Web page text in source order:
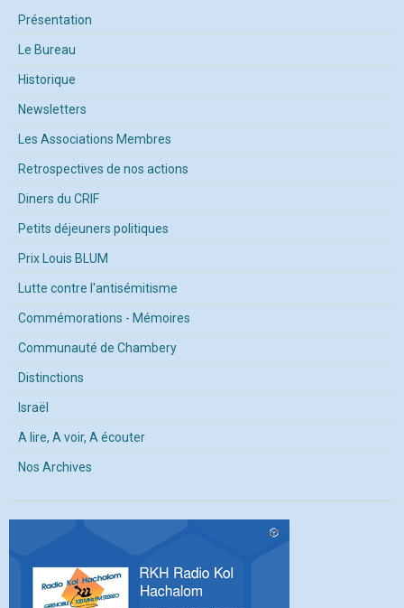
Présentation
Le Bureau
Historique
Newsletters
Les Associations Membres
Retrospectives de nos actions
Diners du CRIF
Petits déjeuners politiques
Prix Louis BLUM
Lutte contre l'antisémitisme
Commémorations - Mémoires
Communauté de Chambery
Distinctions
Israël
A lire, A voir, A écouter
Nos Archives